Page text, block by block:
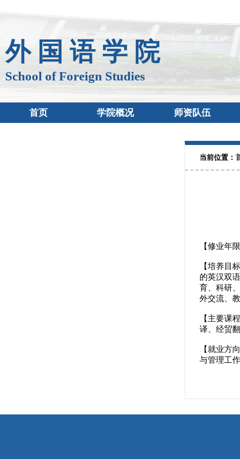
外 国 语 学 院
School of Foreign Studies
首页 学院概况 师资队伍
当前位置：
【修业年
【培养目
的英汉双
育、科研
外交流、
【主要课
译、经贸
【就业方
与管理工